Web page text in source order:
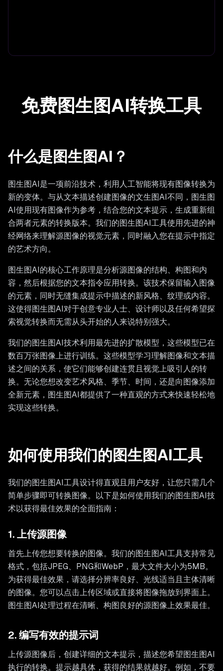
免费图生图AI转换工具
什么是图生图AI？
图生图AI是一项前沿技术，利用人工智能将现有图像转换为
新的变体。与从文本描述创建图像的文生图AI不同，图生图
AI使用现有图像作为参考，结合您的文本提示，生成重新组
合两者元素的转换版本。我们的图生图AI工具使用先进的神
经网络来理解源图像的视觉元素，同时融入您在提示中指定
的艺术方向。
图生图AI的核心工作原理是分析源图像的结构、构图和内
容，然后根据您的文本指令应用转换。该技术保留输入图像
的元素，同时无缝集成提示中描述的新风格、纹理或内容。
这使得图生图AI对于创意专业人士、设计师以及任何希望探
索视觉转换而无需从头开始的人来说特别强大。
我们的图生图AI技术利用最先进的扩散模型，这些模型已在
数百万张图像上进行训练。这些模型学习理解图像和文本描
述之间的关系，使它们能够创建连贯且视觉上吸引人的转
换。无论您想改变艺术风格、季节、时间，还是向图像添加
全新元素，图生图AI都提供了一种直观的方式来快速轻松地
实现这些转换。
如何使用我们的图生图AI工具
我们的图生图AI工具设计得直观且用户友好，让您只需几个
简单步骤即可转换图像。以下是如何使用我们的图生图AI技
术以获得最佳效果的全面指南：
1. 上传源图像
首先上传您想要转换的图像。我们的图生图AI工具支持常见
格式，包括JPEG、PNG和WebP，最大文件大小为5MB。
为获得最佳效果，请选择分辨率良好、光线适当且主体清晰
的图像。您可以点击上传区域或直接将图像拖放到界面上。
图生图AI处理过程在清晰、构图良好的源图像上效果最佳。
2. 编写有效的提示词
上传源图像后，创建详细的文本提示，描述您希望图生图AI
执行的转换。提示越具体，获得的结果就越好。例如，不要